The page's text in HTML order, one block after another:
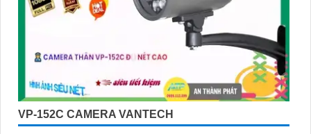
VP-152C CAMERA VANTECH